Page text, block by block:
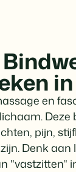
en
pijn,
Denk
"vastzitten"